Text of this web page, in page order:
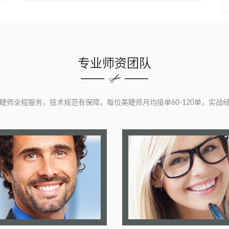
专业师资团队
师全程服务，技术规范有保障，每位美睫师月均接单60-120单，实战